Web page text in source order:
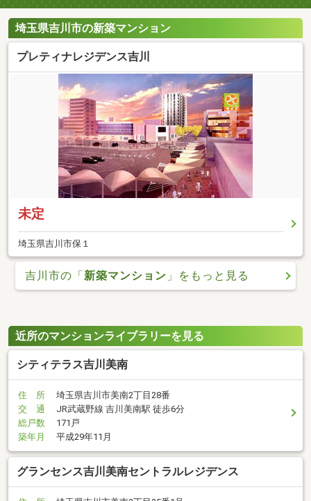
埼玉県吉川市の新築マンション
プレティナレジデンス吉川
未定
埼玉県吉川市保１
吉川市の「 新築マンション 」をもっと見る
近所のマンションライブラリーを見る
シティテラス吉川美南
住 所
埼玉県吉川市美南2丁目28番
交 通
JR武蔵野線 吉川美南駅 徒歩6分
総戸数
171戸
築年月
平成29年11月
グランセンス吉川美南セントラルレジデンス